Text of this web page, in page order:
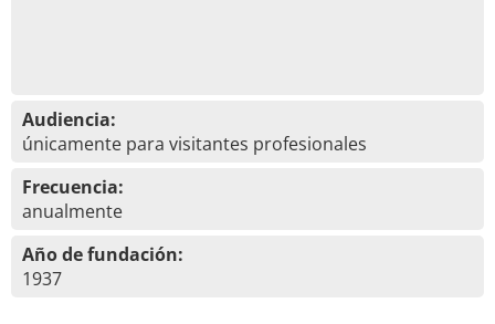
Audiencia:
únicamente para visitantes profesionales
Frecuencia:
anualmente
Año de fundación:
1937